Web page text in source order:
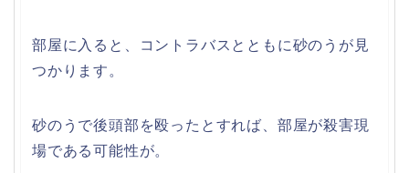
部屋に入ると、コントラバスとともに砂のうが見
つかります。
砂のうで後頭部を殴ったとすれば、部屋が殺害現
場である可能性が。